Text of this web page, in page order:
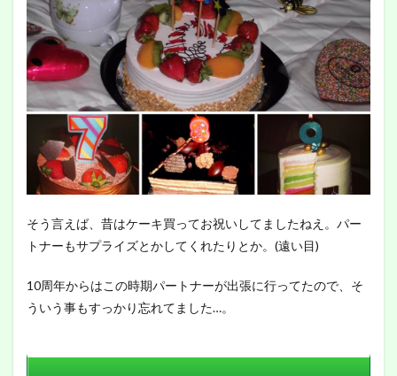
そう言えば、昔はケーキ買ってお祝いしてましたねえ。パー
トナーもサプライズとかしてくれたりとか。(遠い目)
10周年からはこの時期パートナーが出張に行ってたので、そ
ういう事もすっかり忘れてました…。